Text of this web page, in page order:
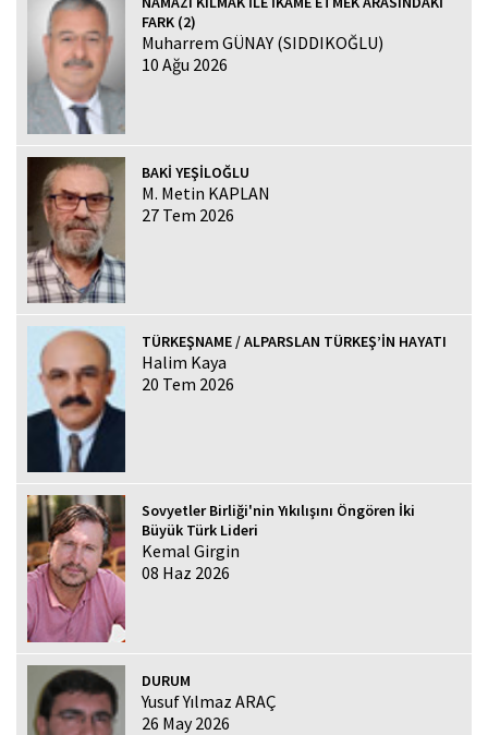
FARK (2)
Muharrem GÜNAY (SIDDIKOĞLU)
10 Ağu 2026
BAKİ YEŞİLOĞLU
M. Metin KAPLAN
27 Tem 2026
TÜRKEŞNAME / ALPARSLAN TÜRKEŞ’İN HAYATI
Halim Kaya
20 Tem 2026
Sovyetler Birliği'nin Yıkılışını Öngören İki
Büyük Türk Lideri
Kemal Girgin
08 Haz 2026
DURUM
Yusuf Yılmaz ARAÇ
26 May 2026